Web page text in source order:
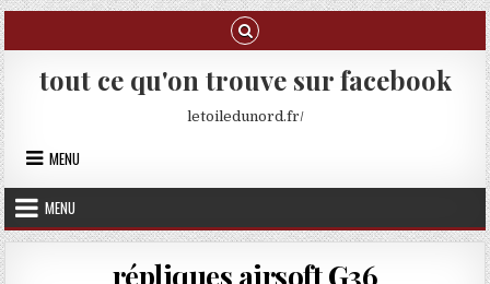
Skip to content
tout ce qu'on trouve sur facebook
letoiledunord.fr/
MENU
MENU
répliques airsoft G36